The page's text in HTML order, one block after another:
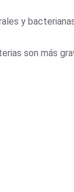
y
son más